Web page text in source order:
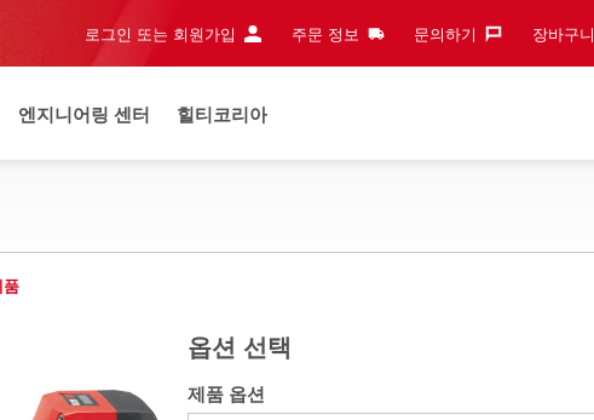
로그인 또는 회원가입 주문 정보 문의하기‎ 장바구니
엔지니어링 센터 힐티코리아
품
옵션 선택
제품 옵션